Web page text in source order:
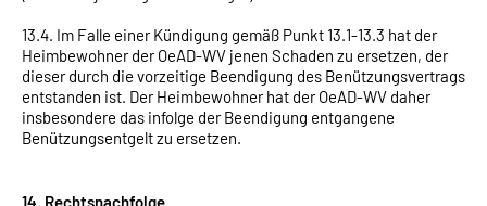
13.4. Im Falle einer Kündigung gemäß Punkt 13.1-13.3 hat der
Heimbewohner der OeAD-WV jenen Schaden zu ersetzen, der
dieser durch die vorzeitige Beendigung des Benützungsvertrags
entstanden ist. Der Heimbewohner hat der OeAD-WV daher
insbesondere das infolge der Beendigung entgangene
Benützungsentgelt zu ersetzen.
14. Rechtsnachfolge